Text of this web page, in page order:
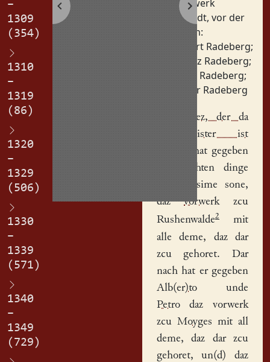
–
1309
(354)
1310
–
1319
(86)
1320
–
1329
(506)
1330
–
1339
(571)
1340
–
1349
(729)
Vorwerk
Orte:Stadt, vor der
Personen:
Albert Radeberg;
Apetz Radeberg;
Otto Radeberg;
Peter Radeberg
Her Apez, der da
Munzmeister ist
, hat gegeben
in gehehten dinge
ni, sime sone,
dazvorwerkzcu
Rushenwalde2mit
alle deme, daz dar
zcu gehoret. Dar
nach hat er gegeben
Alb(er)tounde
Petrodaz vorwerk
zcu Moyges mit all
deme, daz dar zcu
gehoret, un(d) daz